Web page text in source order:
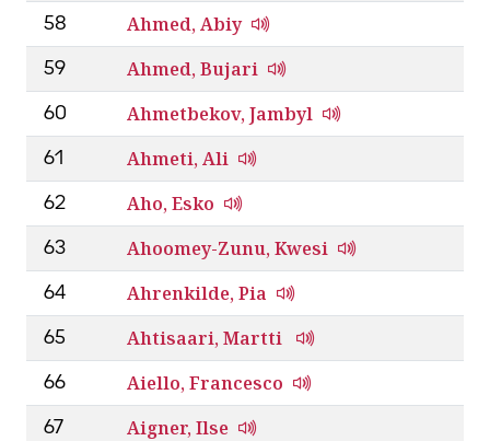
58 Ahmed, Abiy
59 Ahmed, Bujari
60 Ahmetbekov, Jambyl
61 Ahmeti, Ali
62 Aho, Esko
63 Ahoomey-Zunu, Kwesi
64 Ahrenkilde, Pia
65 Ahtisaari, Martti
66 Aiello, Francesco
67 Aigner, Ilse